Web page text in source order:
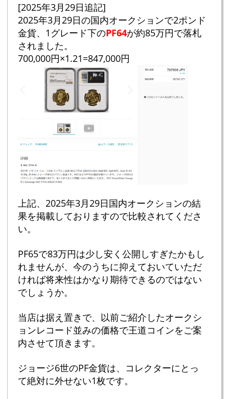
[2025年3月29日追記]
2025年3月29日の国内オークションで2ポンド
金貨、1グレード下のPF64が約85万円で落札
されました。
700,000円×1.21=847,000円
上記、2025年3月29日国内オークションの結
果を掲載しておりますので比較されてくださ
い。
PF65で83万円は少し安く公開しすぎたかもし
れませんが、今のうちに抑えておいていただ
ければ将来性はかなり期待できるのではない
でしょうか。
当店は据え置きで、以前ご紹介したオークシ
ョンレコード並みの価格で王道コインをご案
内させて頂きます。
ジョージ6世のPF金貨は、コレクターにとっ
て絶対に外せない1枚です。